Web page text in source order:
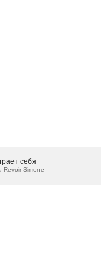
себя
Revoir Simone